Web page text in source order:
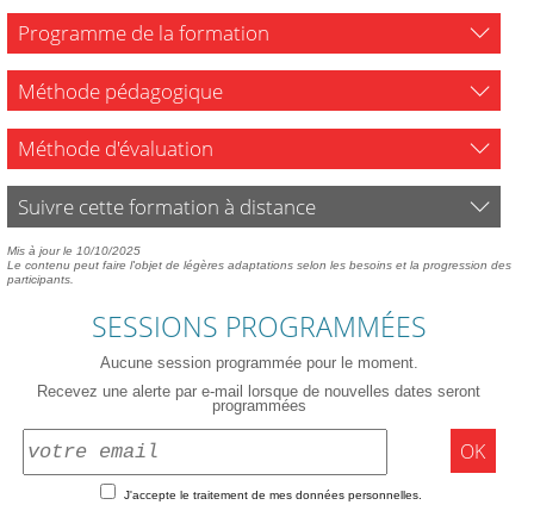
Programme de la formation
Méthode pédagogique
Méthode d'évaluation
Suivre cette formation à distance
Mis à jour le 10/10/2025
Le contenu peut faire l'objet de légères adaptations selon les besoins et la progression des
participants.
SESSIONS PROGRAMMÉES
Aucune session programmée pour le moment.
Recevez une alerte par e-mail lorsque de nouvelles dates seront
programmées
OK
J'accepte le traitement de mes données personnelles.